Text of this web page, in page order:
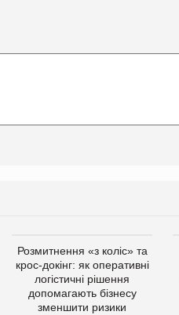
Розмитнення «з коліс» та
крос-докінг: як оперативні
логістичні рішення
допомагають бізнесу
зменшити ризики